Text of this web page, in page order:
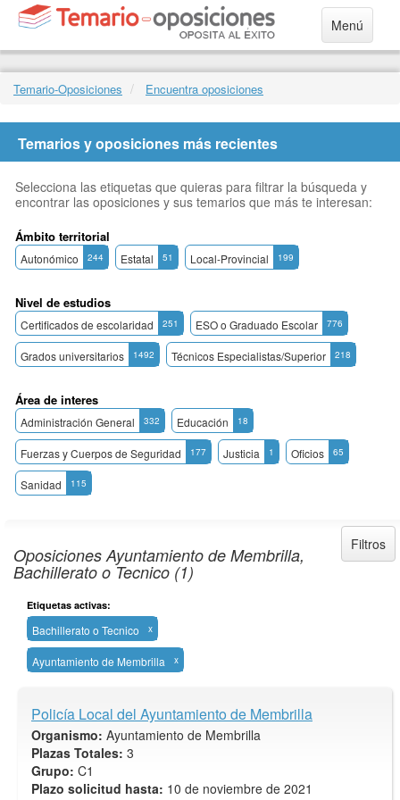
Menú
Temario-Oposiciones Encuentra oposiciones
Temarios y oposiciones más recientes
Selecciona las etiquetas que quieras para filtrar la búsqueda y
encontrar las oposiciones y sus temarios que más te interesan:
Ámbito territorial
Autonómico 244 Estatal 51 Local-Provincial 199
Nivel de estudios
Certificados de escolaridad 251 ESO o Graduado Escolar 776
Grados universitarios 1492 Técnicos Especialistas/Superior 218
Área de interes
Administración General 332 Educación 18
Fuerzas y Cuerpos de Seguridad 177 Justicia 1 Oficios 65
Sanidad 115
Oposiciones Ayuntamiento de Membrilla,
Bachillerato o Tecnico (1)
Filtros
Etiquetas activas:
Bachillerato o Tecnico x
Ayuntamiento de Membrilla x
Policía Local del Ayuntamiento de Membrilla
Organismo: Ayuntamiento de Membrilla
Plazas Totales: 3
Grupo: C1
Plazo solicitud hasta: 10 de noviembre de 2021